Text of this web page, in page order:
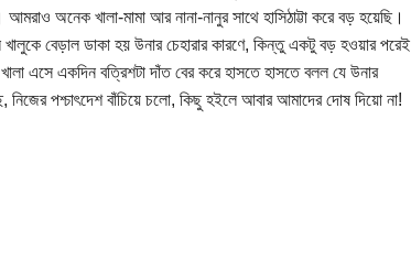
অনেক খালা-মামা আর নানা-নানুর সাথে হাসিঠাট্টা করে বড় হয়েছি।
বেড়াল ডাকা হয় উনার চেহারার কারণে, কিন্তু একটু বড় হওয়ার পরেই
এসে একদিন বত্রিশটা দাঁত বের করে হাসতে হাসতে বলল যে উনার
পশ্চাৎদেশ বাঁচিয়ে চলো, কিছু হইলে আবার আমাদের দোষ দিয়ো না!